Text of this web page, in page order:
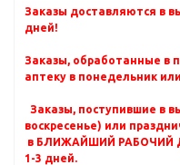
Заказы доставляются в
дней!
Заказы, обработанные в
аптеку в понедельник
Заказы, поступившие в
воскресенье) или
в БЛИЖАЙШИЙ РАБОЧИЙ
1-3 дней.